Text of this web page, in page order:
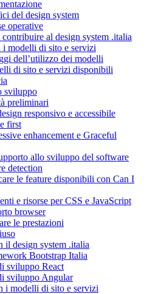
del design system
operative
al design system .italia
i modelli di sito e servizi
dell’utilizzo dei modelli
di sito e servizi disponibili
sviluppo
preliminari
responsivo e accessibile
first
enhancement e Graceful
allo sviluppo del software
detection
le feature disponibili con Can I
e risorse per CSS e JavaScript
browser
le prestazioni
il design system .italia
Bootstrap Italia
sviluppo React
sviluppo Angular
i modelli di sito e servizi